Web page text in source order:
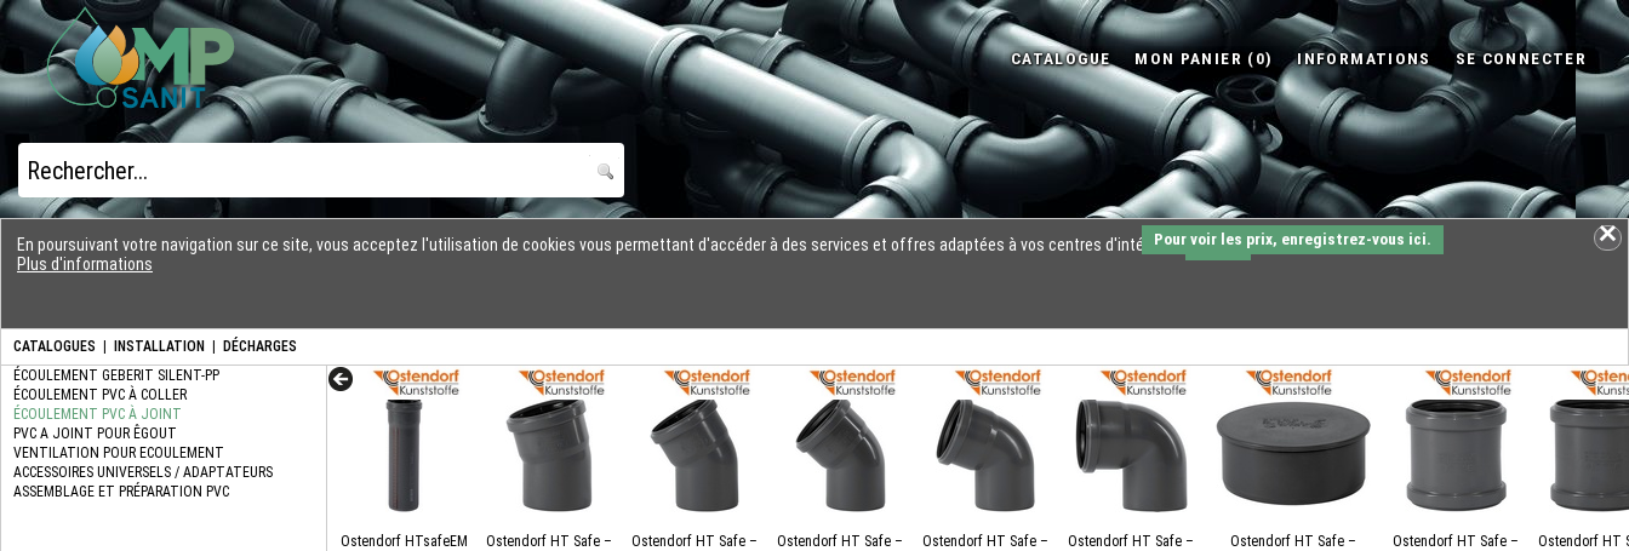
CATALOGUES INSTALLATION DÉCHARGES
En poursuivant votre navigation sur ce site, vous acceptez l'utilisation de cookies vous permettant d'accéder à des services et offres adaptées à vos centres d'intérêts.
Plus d'informations
OK
Ostendorf HTsafeEM
Ostendorf HT Safe –
Ostendorf HT Safe –
Ostendorf HT Safe –
Ostendorf HT Safe –
Ostendorf HT Safe –
Ostendorf HT Safe –
Ostendorf HT Safe –
Ostendorf HT
Pour voir les prix, enregistrez-vous ici.